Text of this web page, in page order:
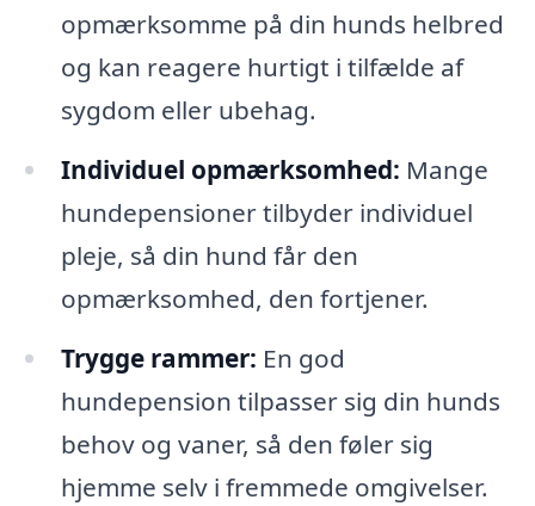
opmærksomme på din hunds helbred
og kan reagere hurtigt i tilfælde af
sygdom eller ubehag.
Individuel opmærksomhed: Mange
hundepensioner tilbyder individuel
pleje, så din hund får den
opmærksomhed, den fortjener.
Trygge rammer: En god
hundepension tilpasser sig din hunds
behov og vaner, så den føler sig
hjemme selv i fremmede omgivelser.